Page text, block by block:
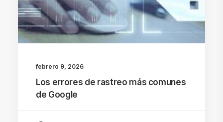
febrero 9, 2026
Los errores de rastreo más comunes
de Google